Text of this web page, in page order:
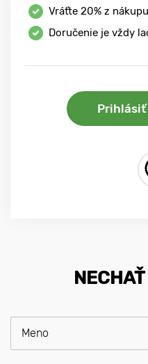
Vráťte 20% z nákupu
Doručenie je vždy
Prihlásiť